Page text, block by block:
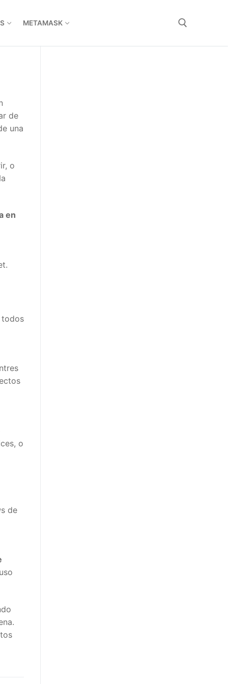
METAMASK
de
una
o
en
todos
o
de